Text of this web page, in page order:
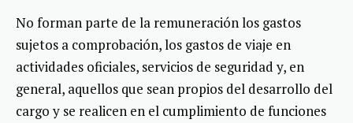
No forman parte de la remuneración los gastos
sujetos a comprobación, los gastos de viaje en
actividades oficiales, servicios de seguridad y, en
general, aquellos que sean propios del desarrollo del
cargo y se realicen en el cumplimiento de funciones